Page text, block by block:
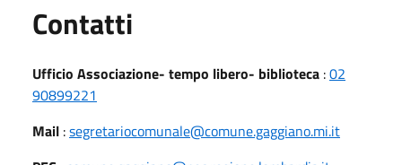
Contatti
Ufficio Associazione- tempo libero- biblioteca :02
90899221
Mail :segretariocomunale@comune.gaggiano.mi.it